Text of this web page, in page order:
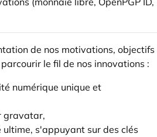
de nos motivations, objectifs
le fil de nos innovations :
numérique unique et
gravatar,
s'appuyant sur des clés